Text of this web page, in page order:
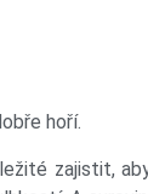
hoří.
zajistit,